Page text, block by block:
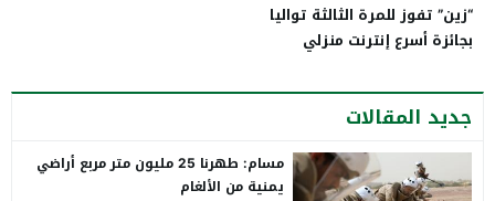
“زين” تفوز للمرة الثالثة تواليا
بجائزة أسرع إنترنت منزلي
جديد المقالات
مسام: طهرنا 25 مليون متر مربع أراضي
يمنية من الألغام